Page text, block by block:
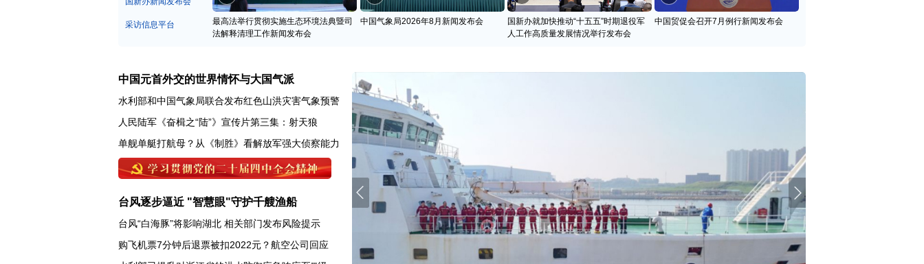
采访信息平台
最高法举行贯彻实施生态环境法典暨司
法解释清理工作新闻发布会
中国气象局2026年8月新闻发布会
国新办就加快推动“十五五”时期退役军
人工作高质量发展情况举行发布会
中国贸促会召开7月例行新闻发布会
中国元首外交的世界情怀与大国气派
水利部和中国气象局联合发布红色山洪灾害气象预警
人民陆军《奋楫之“陆”》宣传片第三集：射天狼
单舰单艇打航母？从《制胜》看解放军强大侦察能力
台风逐步逼近 "智慧眼"守护千艘渔船
台风“白海豚”将影响湖北 相关部门发布风险提示
购飞机票7分钟后退票被扣2022元？航空公司回应